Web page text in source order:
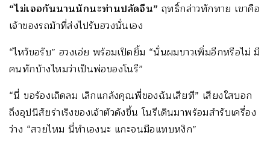
“ไม่เจอกันนานนักนะท่านปลัดจีน” ฤทธิ์กล่าวทักทาย เขาคือ
เจ้าของรถม้าที่ส่งไปรับฮวงนั่นเอง
“ไหว้ขอรับ” ฮวงเอ่ย พร้อมเปิดยิ้ม “นั่นผมขาวเพิ่มอีกหรือไม่ มี
คนทักบ้างไหมว่าเป็นพ่อของโนรี”
“นี่ ขอร้องเถิดลม เลิกแกล้งคุณพี่ของฉันเสียที” เสียงใสบอก
ถึงอุปนิสัยร่าเริงของเจ้าตัวดังขึ้น โนรีเดินมาพร้อมสำรับเครื่อง
ว่าง “สวยไหม นี่ทำเองนะ แกะจนมือแทบหงิก”